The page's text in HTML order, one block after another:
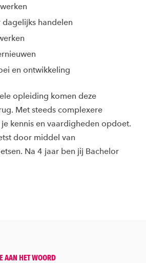
handelen
en ontwikkeling
opleiding komen deze
Met steeds complexere
kennis en vaardigheden opdoet.
door middel van
Na 4 jaar ben jij Bachelor
AAN HET WOORD